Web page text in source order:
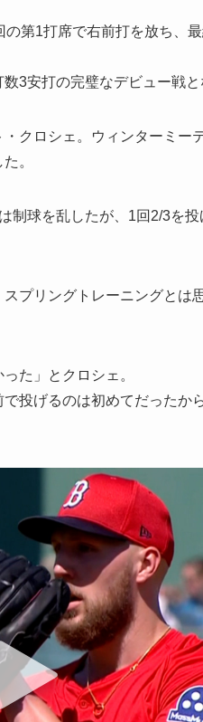
第1打席で右前打を放ち、
3安打の完璧なデビュー戦と
クロシェ。ウィンターミー
。
制球を乱したが、1回2/3を
プリングトレーニングとは
た」とクロシェ。
投げるのは初めてだったか